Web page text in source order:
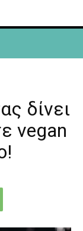
δίνει
vegan